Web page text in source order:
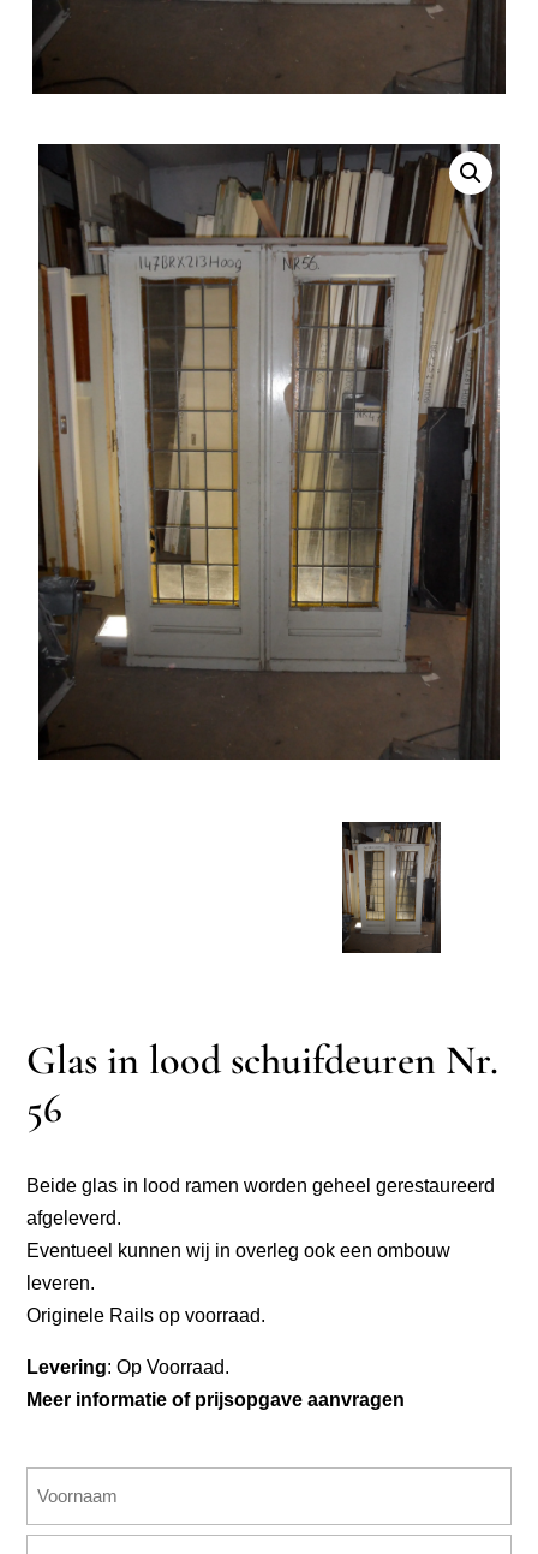
Glas in lood schuifdeuren Nr.
56
Beide glas in lood ramen worden geheel gerestaureerd
afgeleverd.
Eventueel kunnen wij in overleg ook een ombouw
leveren.
Originele Rails op voorraad.
Levering: Op Voorraad.
Meer informatie of prijsopgave aanvragen